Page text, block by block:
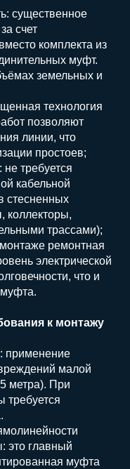
существенное
счет
комплекта из
муфт.
земельных и
технология
позволяют
линии, что
простоев;
требуется
кабельной
стесненных
коллекторы,
трассами);
ремонтная
электрической
что и
к монтажу
применение
малой
метра). При
требуется
это главный
муфта